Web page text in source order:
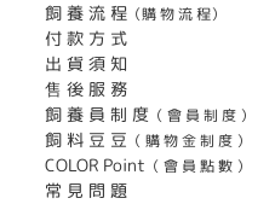
飼 養 流 程 （購 物 流 程）
付 款 方 式
出 貨 須 知
售 後 服 務
飼 養 員 制 度 （ 會 員 制 度 ）
飼 料 豆 豆 （ 購 物 金 制 度 ）
COLOR Point （ 會 員 點 數 ）
常 見 問 題